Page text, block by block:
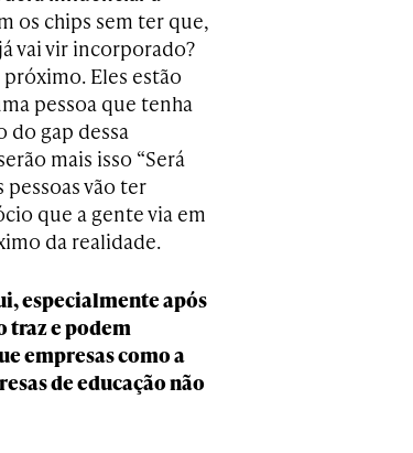
os chips sem ter que,
vai vir incorporado?
Eles estão
pessoa que tenha
do gap dessa
mais isso “Será
vão ter
que a gente via em
da realidade.
especialmente após
traz e podem
empresas como a
de educação não